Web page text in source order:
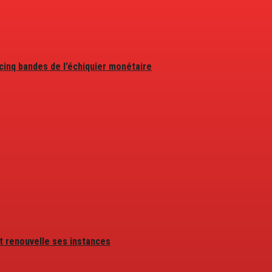
bandes de l’échiquier monétaire
renouvelle ses instances